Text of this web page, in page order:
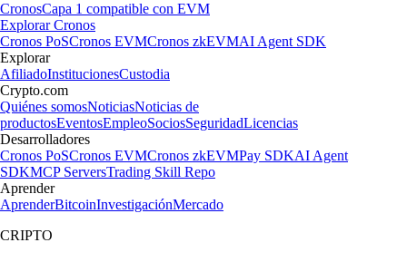
CronosCapa 1 compatible con EVM
Explorar Cronos
Cronos PoSCronos EVMCronos zkEVMAI Agent SDK
Explorar
AfiliadoInstitucionesCustodia
Crypto.com
Quiénes somosNoticiasNoticias de
productosEventosEmpleoSociosSeguridadLicencias
Desarrolladores
Cronos PoSCronos EVMCronos zkEVMPay SDKAI Agent
SDKMCP ServersTrading Skill Repo
Aprender
AprenderBitcoinInvestigaciónMercado
CRIPTO